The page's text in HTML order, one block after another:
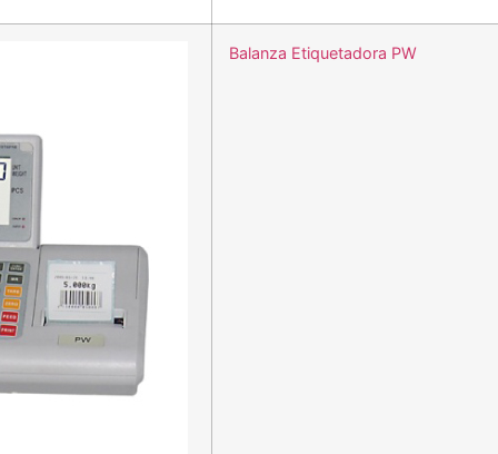
Balanza Etiquetadora PW